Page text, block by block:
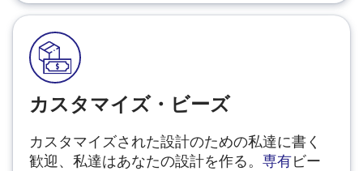
カスタマイズ・ビーズ
カスタマイズされた設計のための私達に書く
歓迎、私達はあなたの設計を作る。 専有ビー